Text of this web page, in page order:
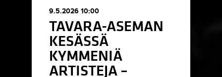
9.5.2026 10:00
TAVARA-ASEMAN
KESÄSSÄ
KYMMENIÄ
ARTISTEJA –